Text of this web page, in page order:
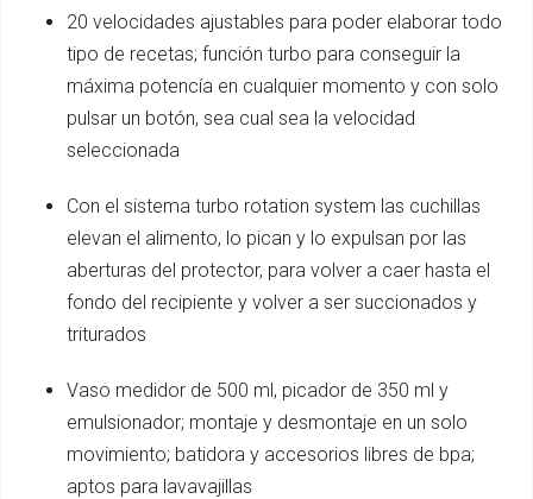
20 velocidades ajustables para poder elaborar todo
tipo de recetas; función turbo para conseguir la
máxima potencía en cualquier momento y con solo
pulsar un botón, sea cual sea la velocidad
seleccionada
Con el sistema turbo rotation system las cuchillas
elevan el alimento, lo pican y lo expulsan por las
aberturas del protector, para volver a caer hasta el
fondo del recipiente y volver a ser succionados y
triturados
Vaso medidor de 500 ml, picador de 350 ml y
emulsionador; montaje y desmontaje en un solo
movimiento; batidora y accesorios libres de bpa;
aptos para lavavajillas